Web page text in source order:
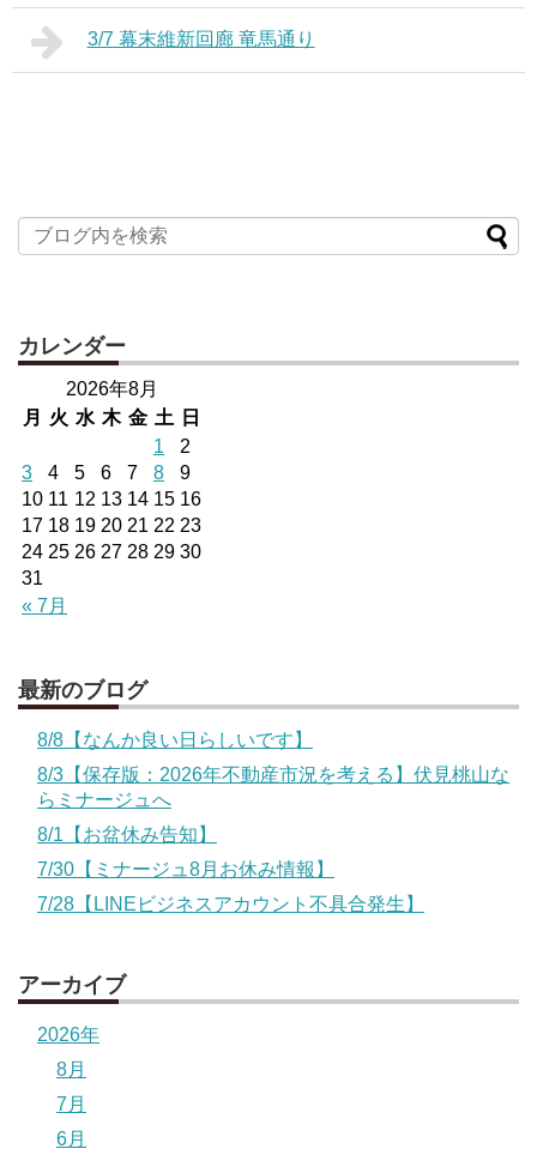
3/7 幕末維新回廊 竜馬通り
カレンダー
2026年8月
月
火 水 木 金 土 日
« 7月
1
2
3
4 5 6 7 8
9
10 11 12 13 14 15 16
17 18 19 20 21 22 23
24 25 26 27 28 29 30
31
最新のブログ
8/8【なんか良い日らしいです】
8/3【保存版：2026年不動産市況を考える】伏見桃山な
らミナージュへ
8/1【お盆休み告知】
7/30【ミナージュ8月お休み情報】
7/28【LINEビジネスアカウント不具合発生】
アーカイブ
2026年
8月
7月
6月